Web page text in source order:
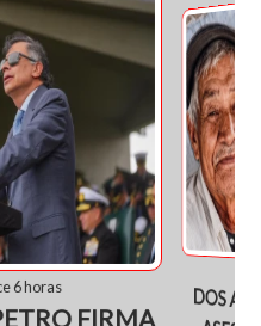
6 horas
FIRMA DOS